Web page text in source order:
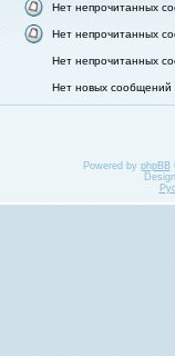
Нет непрочитанных
Нет непрочитанных
Нет непрочитанных
Нет новых сообщений
Powered by phpBB